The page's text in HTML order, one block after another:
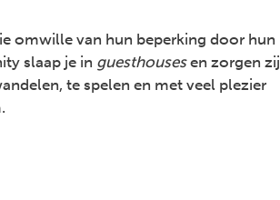
omwille van hun beperking door hun
slaap je in guesthousesen zorgen zij
te spelen en met veel plezier